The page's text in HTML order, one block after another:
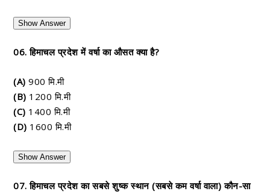
Show Answer
06. हिमाचल प्रदेश में वर्षा का औसत क्या है?
(A) 900 मि.मी
(B) 1200 मि.मी
(C) 1400 मि.मी
(D) 1600 मि.मी
Show Answer
07. हिमाचल प्रदेश का सबसे शुष्क स्थान (सबसे कम वर्षा वाला) कौन-सा